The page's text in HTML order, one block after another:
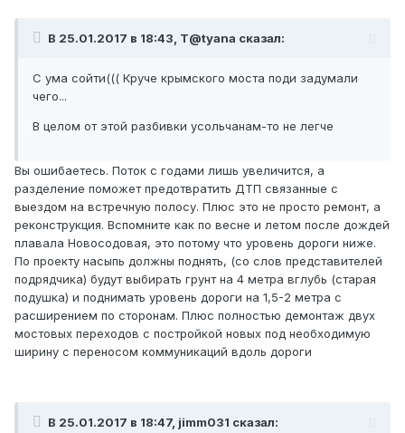
В 25.01.2017 в 18:43, T@tyana сказал:
С ума сойти((( Круче крымского моста поди задумали
чего...
В целом от этой разбивки усольчанам-то не легче
Вы ошибаетесь. Поток с годами лишь увеличится, а
разделение поможет предотвратить ДТП связанные с
выездом на встречную полосу. Плюс это не просто ремонт, а
реконструкция. Вспомните как по весне и летом после дождей
плавала Новосодовая, это потому что уровень дороги ниже.
По проекту насыпь должны поднять, (со слов представителей
подрядчика) будут выбирать грунт на 4 метра вглубь (старая
подушка) и поднимать уровень дороги на 1,5-2 метра с
расширением по сторонам. Плюс полностью демонтаж двух
мостовых переходов с постройкой новых под необходимую
ширину с переносом коммуникаций вдоль дороги
В 25.01.2017 в 18:47, jimm031 сказал: